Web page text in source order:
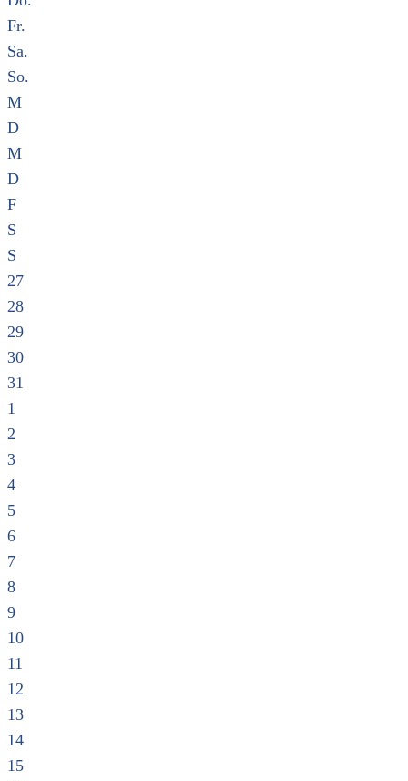
Fr.
Sa.
So.
M
D
M
D
F
S
S
27
28
29
30
31
1
2
3
4
5
6
7
8
9
10
11
12
13
14
15